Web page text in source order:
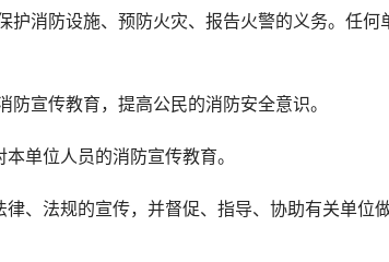
消防设施、预防火灾、报告火警的义务。任何
宣传教育，提高公民的消防安全意识。
单位人员的消防宣传教育。
、法规的宣传，并督促、指导、协助有关单位